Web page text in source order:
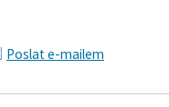
Poslat e-mailem